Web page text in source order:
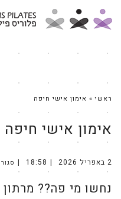
ראשי » אימון אישי חיפה
אימון אישי חיפה
2 באפריל 2026 18:58
נחשו מי פה??